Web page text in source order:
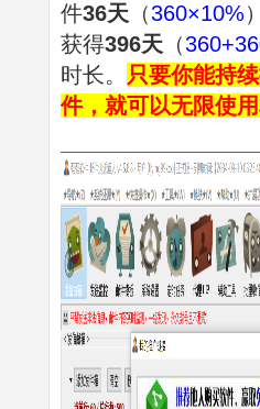
件36天 （360×10%
获得396天 （
时长。 只要你能持
件，就可以无限使用